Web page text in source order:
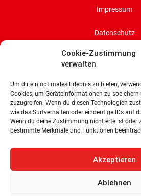
Cookie-Zustimmung
verwalten
Um dir ein optimales Erlebnis zu bieten,
Cookies, um Geräteinformationen zu
zuzugreifen. Wenn du diesen Technologien
wie das Surfverhalten oder eindeutige IDs auf
Wenn du deine Zustimmung nicht erteilst oder
bestimmte Merkmale und Funktionen
Akzeptieren
Ablehnen
Impressum
Datenschutz
Cookie-Richtlinie
SPD-
Land Bremen
Wachtstraße 27/
28195 Bremen